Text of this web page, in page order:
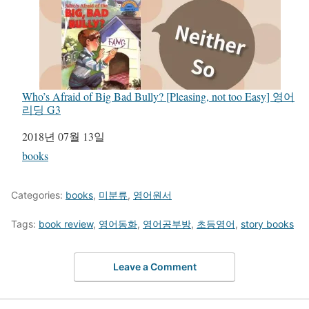
Who’s Afraid of Big Bad Bully? [Pleasing, not too Easy] 영어
리딩 G3
일자
2018년 07월 13일
관련 항목
books
Categories: books, 미분류, 영어원서
Tags: book review, 영어동화, 영어공부방, 초등영어, story books
Leave a Comment